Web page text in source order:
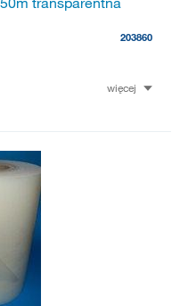
203860
więcej